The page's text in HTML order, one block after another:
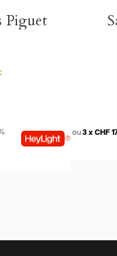
ou3 x CHF